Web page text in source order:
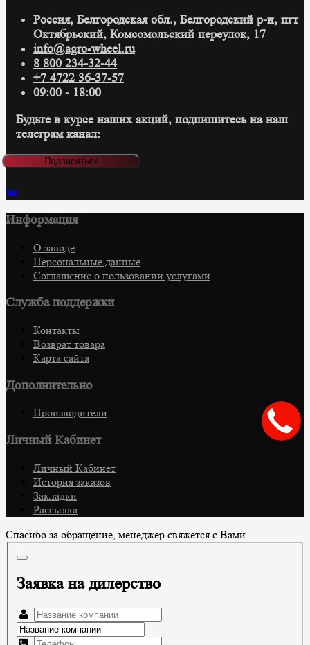
Россия, Белгородская обл., Белгородский р-н, пгт
Октябрьский, Комсомольский переулок, 17
info@agro-wheel.ru
8 800 234-32-44
+7 4722 36-37-57
09:00 - 18:00
Будьте в курсе наших акций, подпишитесь на наш
телеграм канал:
Подписаться
Информация
О заводе
Персональные данные
Соглашение о пользовании услугами
Служба поддержки
Контакты
Возврат товара
Карта сайта
Дополнительно
Производители
Личный Кабинет
Личный Кабинет
История заказов
Закладки
Рассылка
Спасибо за обращение, менеджер свяжется с Вами
Заявка на дилерство